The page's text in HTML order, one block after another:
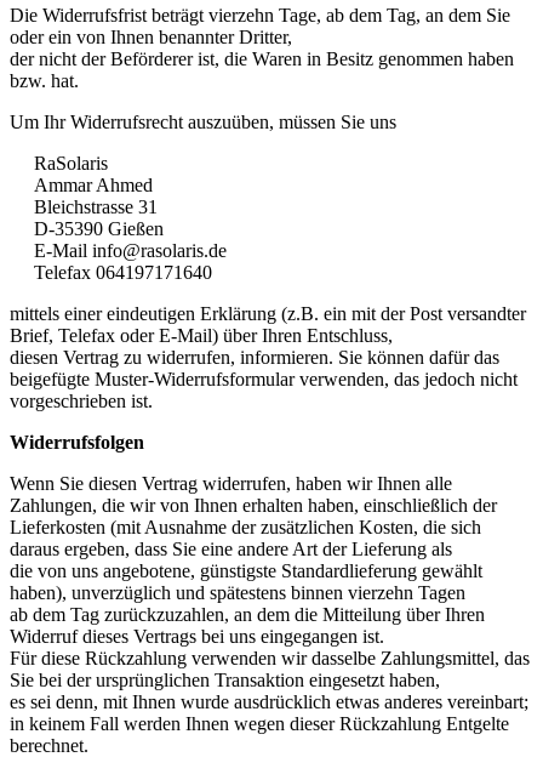
Die Widerrufsfrist beträgt vierzehn Tage, ab dem Tag, an dem Sie
oder ein von Ihnen benannter Dritter,
der nicht der Beförderer ist, die Waren in Besitz genommen haben
bzw. hat.
Um Ihr Widerrufsrecht auszuüben, müssen Sie uns
RaSolaris
Ammar Ahmed
Bleichstrasse 31
D-35390 Gießen
E-Mail info@rasolaris.de
Telefax 064197171640
mittels einer eindeutigen Erklärung (z.B. ein mit der Post versandter
Brief, Telefax oder E-Mail) über Ihren Entschluss,
diesen Vertrag zu widerrufen, informieren. Sie können dafür das
beigefügte Muster-Widerrufsformular verwenden, das jedoch nicht
vorgeschrieben ist.
Widerrufsfolgen
Wenn Sie diesen Vertrag widerrufen, haben wir Ihnen alle
Zahlungen, die wir von Ihnen erhalten haben, einschließlich der
Lieferkosten (mit Ausnahme der zusätzlichen Kosten, die sich
daraus ergeben, dass Sie eine andere Art der Lieferung als
die von uns angebotene, günstigste Standardlieferung gewählt
haben), unverzüglich und spätestens binnen vierzehn Tagen
ab dem Tag zurückzuzahlen, an dem die Mitteilung über Ihren
Widerruf dieses Vertrags bei uns eingegangen ist.
Für diese Rückzahlung verwenden wir dasselbe Zahlungsmittel, das
Sie bei der ursprünglichen Transaktion eingesetzt haben,
es sei denn, mit Ihnen wurde ausdrücklich etwas anderes vereinbart;
in keinem Fall werden Ihnen wegen dieser Rückzahlung Entgelte
berechnet.